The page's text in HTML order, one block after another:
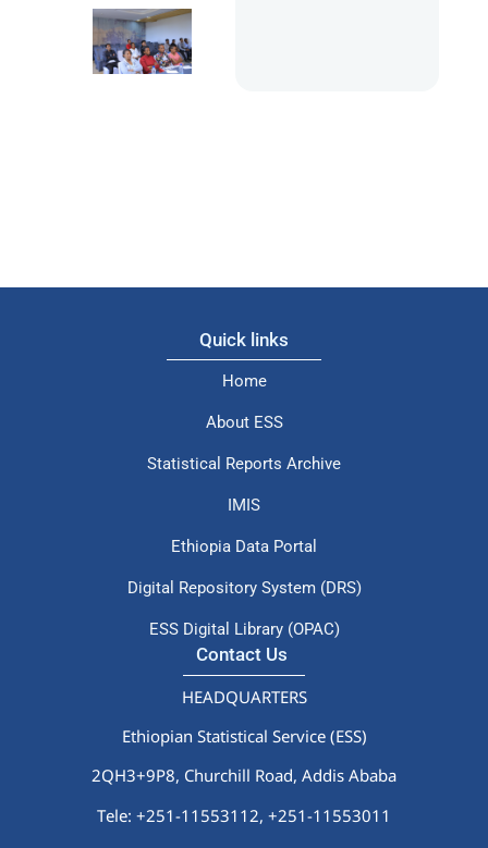
Quick links
Home
About ESS
Statistical Reports Archive
IMIS
Ethiopia Data Portal
Digital Repository System (DRS)
ESS Digital Library (OPAC)
Contact Us
HEADQUARTERS
Ethiopian Statistical Service (ESS)
2QH3+9P8, Churchill Road, Addis Ababa
Tele: +251-11553112, +251-11553011